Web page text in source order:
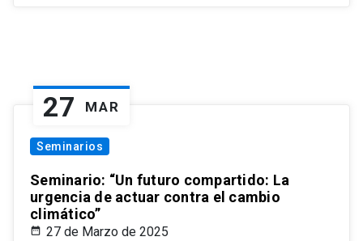
27 MAR
Seminarios
Seminario: “Un futuro compartido: La
urgencia de actuar contra el cambio
climático”
27 de Marzo de 2025